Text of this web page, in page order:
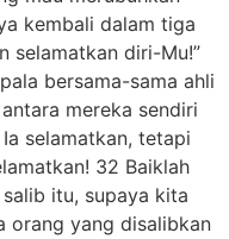
kembali dalam tiga
selamatkan diri-Mu!”
bersama-sama ahli
mereka sendiri
selamatkan, tetapi
32 Baiklah
itu, supaya kita
orang yang disalibkan